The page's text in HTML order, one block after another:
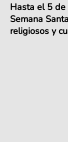
Hasta el 5
Semana
religiosos y